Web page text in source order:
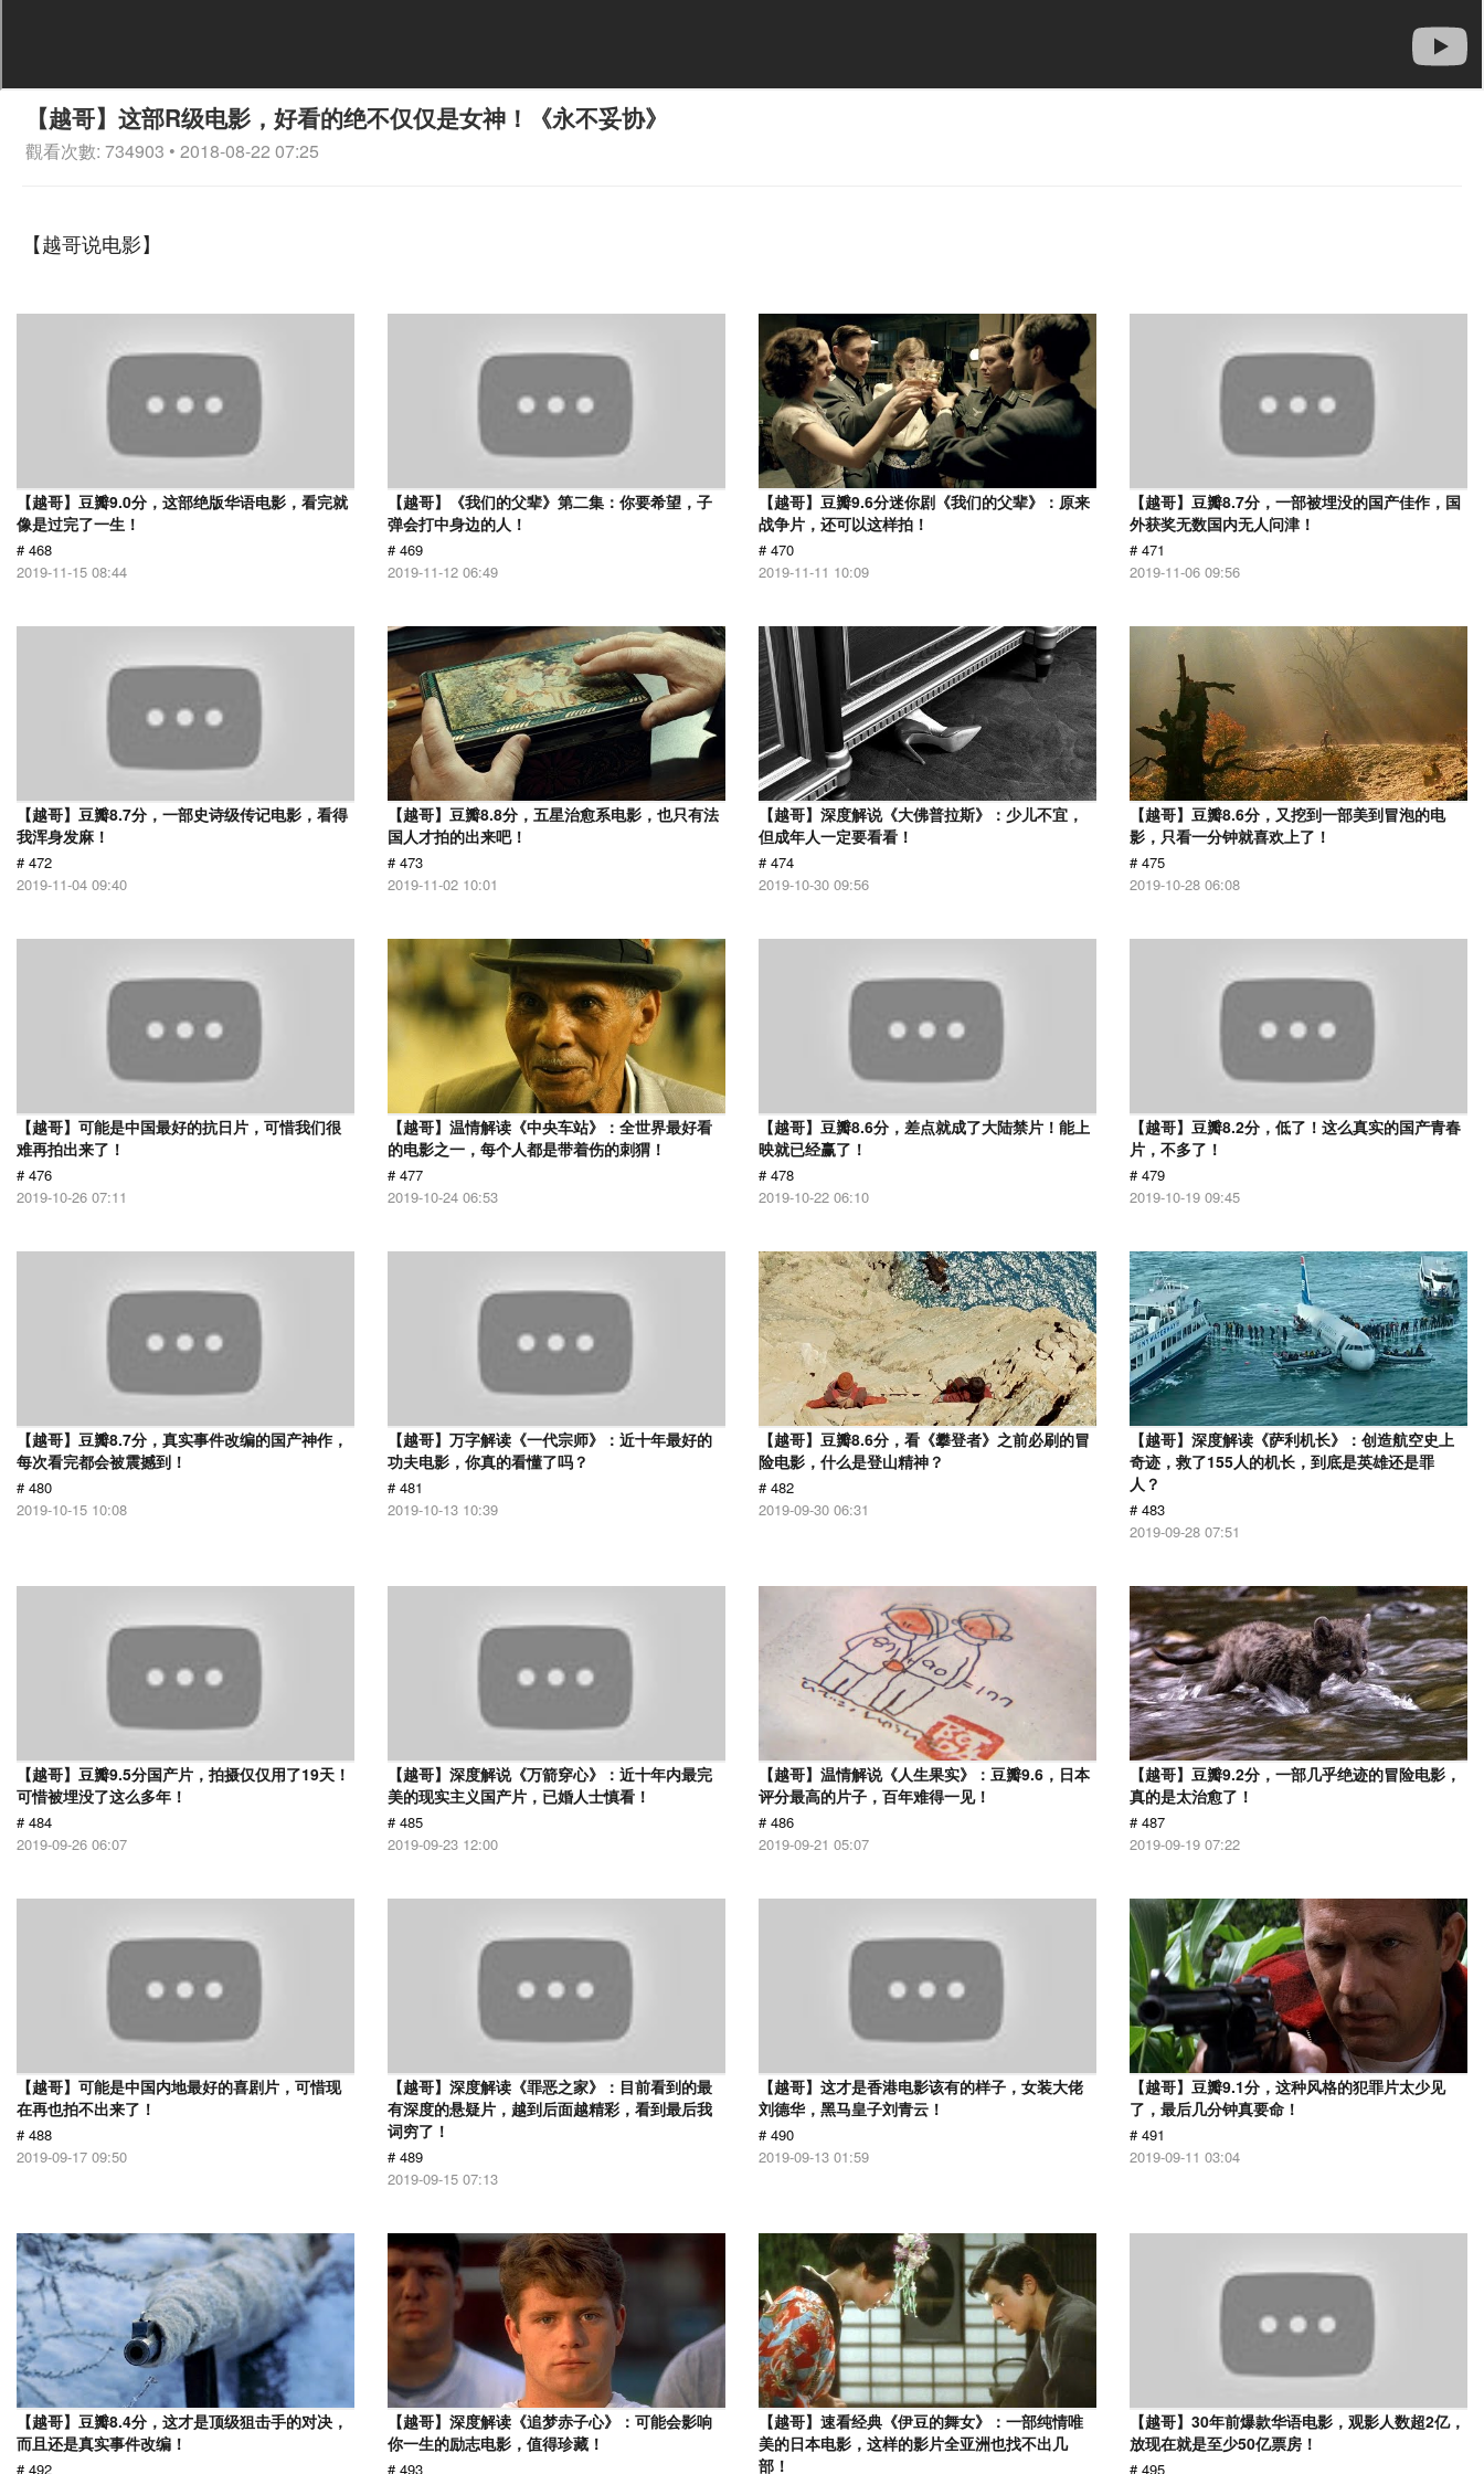
【越哥】这部R级电影，好看的绝不仅仅是女神！《永不妥协》
觀看次數: 734903 • 2018-08-22 07:25
【越哥说电影】
【越哥】豆瓣9.0分，这部绝版华语电影，看完就
像是过完了一生！
# 468
2019-11-15 08:44
【越哥】《我们的父辈》第二集：你要希望，子
弹会打中身边的人！
# 469
2019-11-12 06:49
【越哥】豆瓣9.6分迷你剧《我们的父辈》：原来
战争片，还可以这样拍！
# 470
2019-11-11 10:09
【越哥】豆瓣8.7分，一部被埋没的国产佳作，国
外获奖无数国内无人问津！
# 471
2019-11-06 09:56
【越哥】豆瓣8.7分，一部史诗级传记电影，看得
我浑身发麻！
# 472
2019-11-04 09:40
【越哥】豆瓣8.8分，五星治愈系电影，也只有法
国人才拍的出来吧！
# 473
2019-11-02 10:01
【越哥】深度解说《大佛普拉斯》：少儿不宜，
但成年人一定要看看！
# 474
2019-10-30 09:56
【越哥】豆瓣8.6分，又挖到一部美到冒泡的电
影，只看一分钟就喜欢上了！
# 475
2019-10-28 06:08
【越哥】可能是中国最好的抗日片，可惜我们很
难再拍出来了！
# 476
2019-10-26 07:11
【越哥】温情解读《中央车站》：全世界最好看
的电影之一，每个人都是带着伤的刺猬！
# 477
2019-10-24 06:53
【越哥】豆瓣8.6分，差点就成了大陆禁片！能上
映就已经赢了！
# 478
2019-10-22 06:10
【越哥】豆瓣8.2分，低了！这么真实的国产青春
片，不多了！
# 479
2019-10-19 09:45
【越哥】豆瓣8.7分，真实事件改编的国产神作，
每次看完都会被震撼到！
# 480
2019-10-15 10:08
【越哥】万字解读《一代宗师》：近十年最好的
功夫电影，你真的看懂了吗？
# 481
2019-10-13 10:39
【越哥】豆瓣8.6分，看《攀登者》之前必刷的冒
险电影，什么是登山精神？
# 482
2019-09-30 06:31
【越哥】深度解读《萨利机长》：创造航空史上
奇迹，救了155人的机长，到底是英雄还是罪
人？
# 483
2019-09-28 07:51
【越哥】豆瓣9.5分国产片，拍摄仅仅用了19天！
可惜被埋没了这么多年！
# 484
2019-09-26 06:07
【越哥】深度解说《万箭穿心》：近十年内最完
美的现实主义国产片，已婚人士慎看！
# 485
2019-09-23 12:00
【越哥】温情解说《人生果实》：豆瓣9.6，日本
评分最高的片子，百年难得一见！
# 486
2019-09-21 05:07
【越哥】豆瓣9.2分，一部几乎绝迹的冒险电影，
真的是太治愈了！
# 487
2019-09-19 07:22
【越哥】可能是中国内地最好的喜剧片，可惜现
在再也拍不出来了！
# 488
2019-09-17 09:50
【越哥】深度解读《罪恶之家》：目前看到的最
有深度的悬疑片，越到后面越精彩，看到最后我
词穷了！
# 489
2019-09-15 07:13
【越哥】这才是香港电影该有的样子，女装大佬
刘德华，黑马皇子刘青云！
# 490
2019-09-13 01:59
【越哥】豆瓣9.1分，这种风格的犯罪片太少见
了，最后几分钟真要命！
# 491
2019-09-11 03:04
【越哥】豆瓣8.4分，这才是顶级狙击手的对决，
而且还是真实事件改编！
# 492
【越哥】深度解读《追梦赤子心》：可能会影响
你一生的励志电影，值得珍藏！
# 493
【越哥】速看经典《伊豆的舞女》：一部纯情唯
美的日本电影，这样的影片全亚洲也找不出几
部！
【越哥】30年前爆款华语电影，观影人数超2亿，
放现在就是至少50亿票房！
# 495